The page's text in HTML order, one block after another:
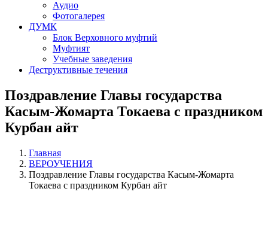
Аудио
Фотогалерея
ДУМК
Блок Верховного муфтий
Муфтият
Учебные заведения
Деструктивные течения
Поздравление Главы государства
Касым-Жомарта Токаева с праздником
Курбан айт
Главная
ВЕРОУЧЕНИЯ
Поздравление Главы государства Касым-Жомарта
Токаева с праздником Курбан айт